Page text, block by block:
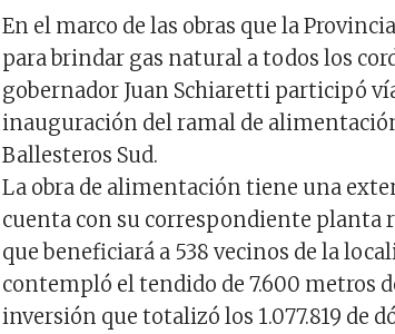
En el marco de las obras que la
para brindar gas natural a todos los
gobernador Juan Schiaretti participó
inauguración del ramal de
Ballesteros Sud.
La obra de alimentación tiene una
cuenta con su correspondiente planta
que beneficiará a 538 vecinos de la
contempló el tendido de 7.600 metros
inversión que totalizó los 1.077.819 de